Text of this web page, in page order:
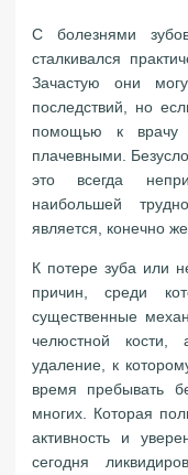
С болезнями
сталкивался
Зачастую они
последствий, но
помощью к врачу
плачевными.
это всегда
наибольшей
является, конечно
К потере зуба или
причин, среди
существенные
челюстной кости,
удаление, к
время пребывать
многих. Которая
активность и
сегодня